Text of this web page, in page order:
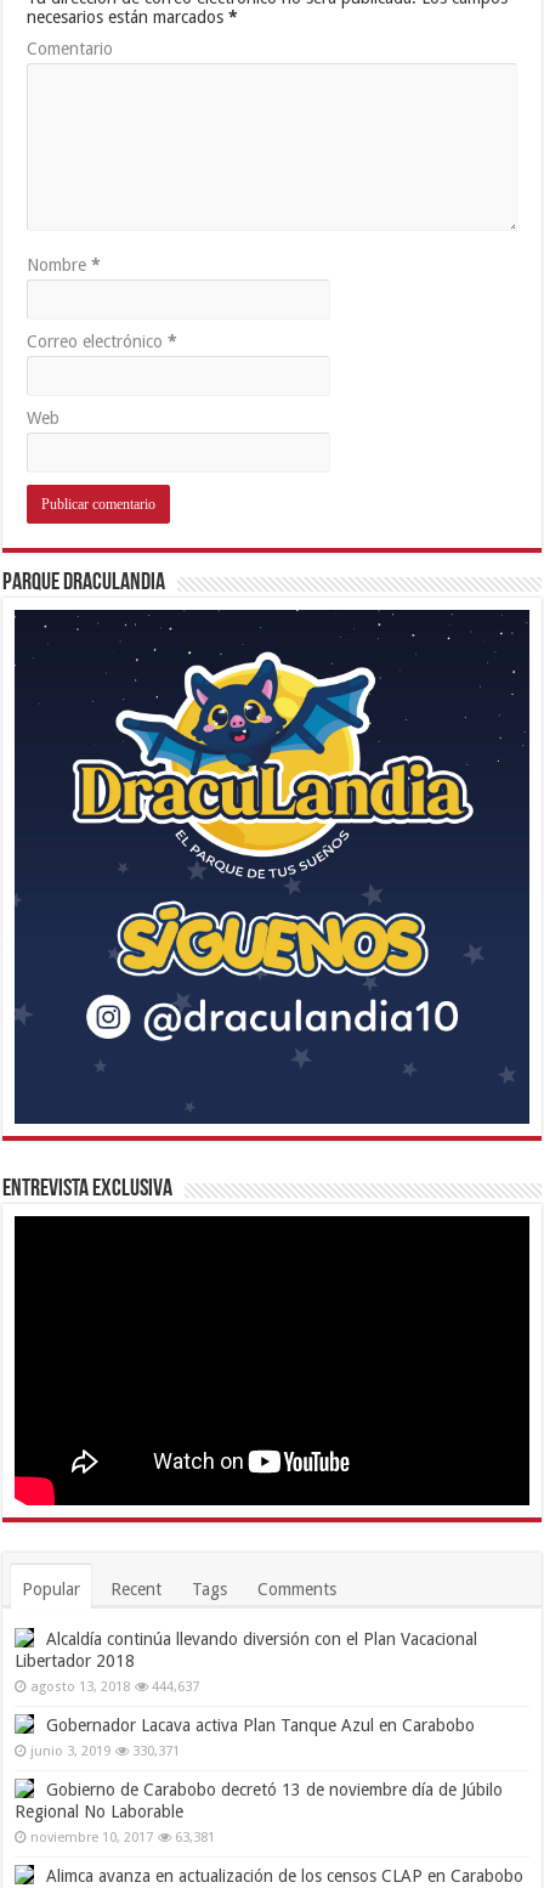
necesarios están marcados*
Comentario
Nombre*
Correo electrónico*
Web
Parque Draculandia
Entrevista Exclusiva
Popular Recent Tags Comments
Alcaldía continúa llevando diversión con el Plan Vacacional
Libertador 2018
agosto 13, 2018 444,637
Gobernador Lacava activa Plan Tanque Azul en Carabobo
junio 3, 2019 330,371
Gobierno de Carabobo decretó 13 de noviembre día de Júbilo
Regional No Laborable
noviembre 10, 2017 63,381
Alimca avanza en actualización de los censos CLAP en Carabobo